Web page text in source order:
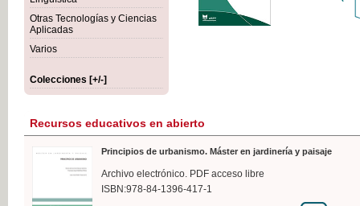
Otras Tecnologías y Ciencias
Aplicadas
Varios
Colecciones [+/-]
Recursos educativos en abierto
Principios de urbanismo. Máster en jardinería y paisaje
Archivo electrónico. PDF acceso libre
ISBN:978-84-1396-417-1